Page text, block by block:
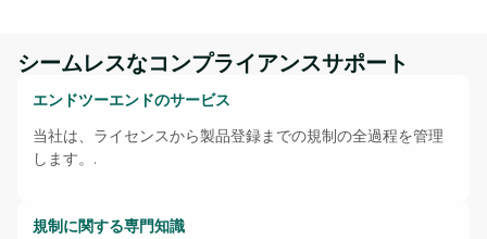
シームレスなコンプライアンスサポート
エンドツーエンドのサービス
当社は、ライセンスから製品登録までの規制の全過程を管理
します。.
規制に関する専門知識